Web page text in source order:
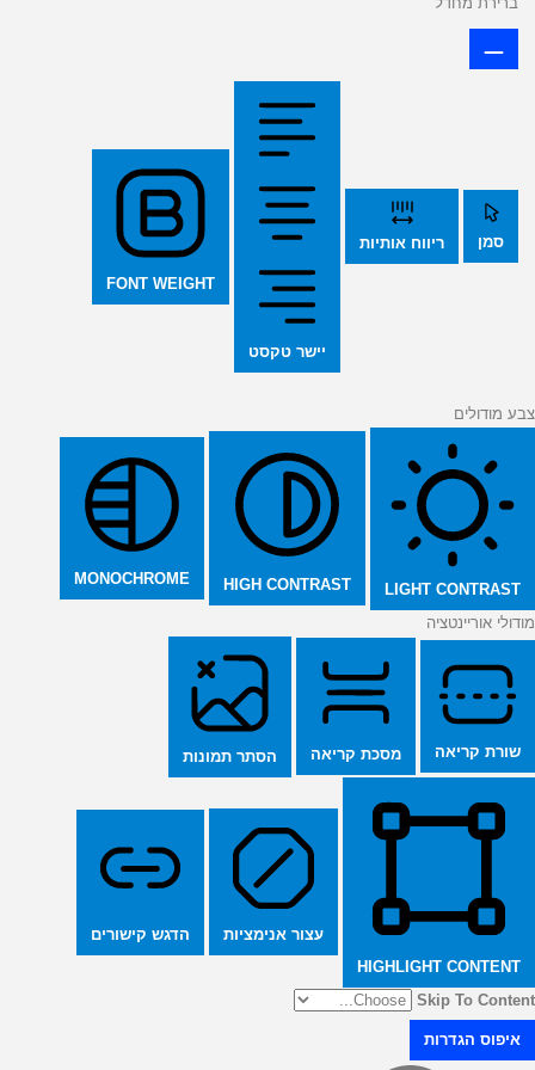
סמן ריווח אותיות
יישר טקסט
FONT WEIGHT
צבע מודולים
LIGHT CONTRAST
HIGH CONTRAST
MONOCHROME
מודולי אוריינטציה
שורת קריאה מסכת קריאה הסתר תמונות
HIGHLIGHT CONTENT
עצור אנימציות הדגש קישורים
Skip To Content
איפוס הגדרות